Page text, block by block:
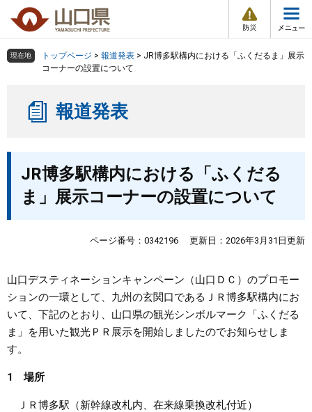
の
ー
情
メ
ュ
組織で探す
くらし・環境
しごと・産業・観光
まちづくり
県政情報
検索の仕方 組織で探す
現在地 トップページ > 報道発表 > JR博多駅構内における「ふくだるま」展示
コーナーの設置について
報道発表
JR博多駅構内における「ふくだる
ま」展示コーナーの設置について
ページ番号：0342196 更新日：2026年3月31日更新
​山口デスティネーションキャンペーン（山口ＤＣ）のプロモー
ションの一環として、九州の玄関口であるＪＲ博多駅構内にお
いて、下記のとおり、山口県の観光シンボルマーク「ふくだる
ま」を用いた観光ＰＲ展示を開始しましたのでお知らせしま
す。
1 場所
ＪＲ博多駅（新幹線改札内、在来線乗換改札付近）